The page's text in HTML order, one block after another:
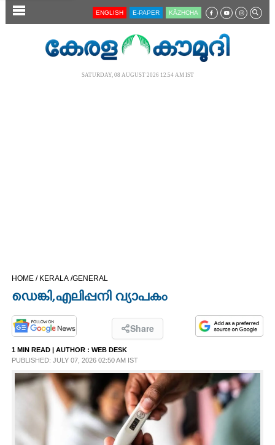
SECTIONS
OPINION
PHOTOS
LIFESTYLE
ENGLISH E-PAPER KĀZHCHA
SATURDAY, 08 AUGUST 2026 12.54 AM IST
HOME / KERALA /GENERAL
ഡെങ്കി,എലിപ്പനി വ്യാപകം
Share
1 MIN READ | AUTHOR : WEB DESK
PUBLISHED: JULY 07, 2026 02:50 AM IST